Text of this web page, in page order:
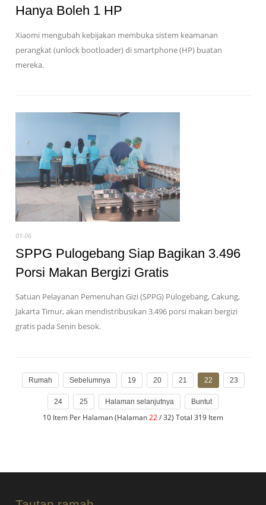
Hanya Boleh 1 HP
Xiaomi mengubah kebijakan membuka sistem keamanan
perangkat (unlock bootloader) di smartphone (HP) buatan
mereka.
01-06
SPPG Pulogebang Siap Bagikan 3.496
Porsi Makan Bergizi Gratis
Satuan Pelayanan Pemenuhan Gizi (SPPG) Pulogebang, Cakung,
Jakarta Timur, akan mendistribusikan 3.496 porsi makan bergizi
gratis pada Senin besok.
Rumah Sebelumnya 19 20 21 22 23
24 25 Halaman selanjutnya Buntut
10 Item Per Halaman (Halaman22/ 32) Total 319 Item